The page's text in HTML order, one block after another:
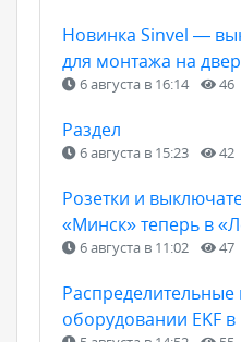
Новинка Sinvel —
для монтажа на
6 августа в 16:14 46
Раздел
6 августа в 15:23 42
Розетки и
«Минск» теперь в
6 августа в 11:02 47
оборудовании EKF